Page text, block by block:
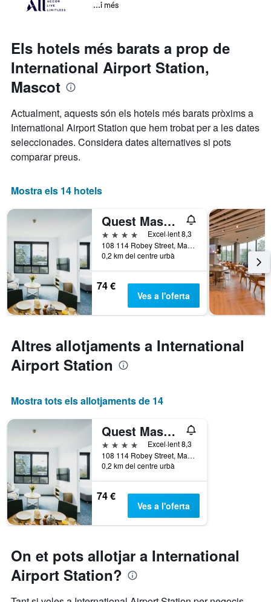
...i més
Els hotels més barats a prop de
International Airport Station,
Mascot
Actualment, aquests són els hotels més barats pròxims a
International Airport Station que hem trobat per a les dates
seleccionades. Considera dates alternatives si pots
comparar preus.
Mostra els 14 hotels
Quest Mascot Serviced Apartments
4 estrelles
Excel·lent 8,3
108 114 Robey Street, Mascot, NSW, Austràlia
0,2 km del centre urbà
74 €
Ves a l'oferta
Altres allotjaments a International
Airport Station
Mostra tots els allotjaments de 14
Quest Mascot Serviced Apartments
4 estrelles
Excel·lent 8,3
108 114 Robey Street, Mascot, NSW, Austràlia
0,2 km del centre urbà
74 €
Ves a l'oferta
On et pots allotjar a International
Airport Station?